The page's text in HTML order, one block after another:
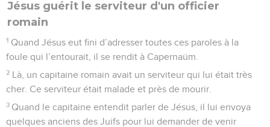
Jésus guérit le serviteur d'un officier
romain
1 Quand Jésus eut fini d’adresser toutes ces paroles à la
foule qui l’entourait, il se rendit à Capernaüm.
2 Là, un capitaine romain avait un serviteur qui lui était très
cher. Ce serviteur était malade et près de mourir.
3 Quand le capitaine entendit parler de Jésus, il lui envoya
quelques anciens des Juifs pour lui demander de venir